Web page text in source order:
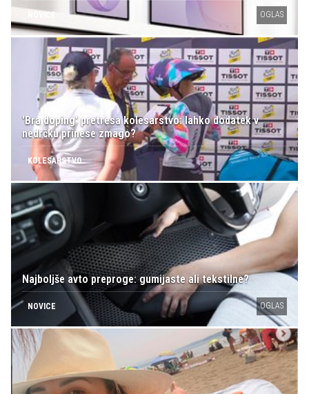
NOVICE OGLAS
'Bra doping' pretresa kolesarstvo: lahko dodatek v
nedrčku prinese zmago?
KOLESARSTVO
Najboljše avto preproge: gumijaste ali tekstilne?
NOVICE OGLAS